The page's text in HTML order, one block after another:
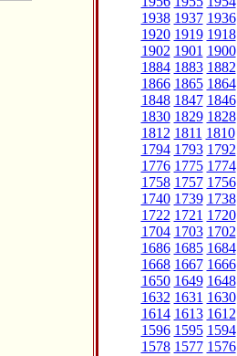
1938 1937 1936
1920 1919 1918
1902 1901 1900
1884 1883 1882
1866 1865 1864
1848 1847 1846
1830 1829 1828
1812 1811 1810
1794 1793 1792
1776 1775 1774
1758 1757 1756
1740 1739 1738
1722 1721 1720
1704 1703 1702
1686 1685 1684
1668 1667 1666
1650 1649 1648
1632 1631 1630
1614 1613 1612
1596 1595 1594
1578 1577 1576